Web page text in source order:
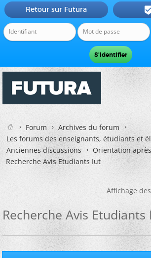
Retour sur Futura
Forum
Archives du forum
Les forums des enseignants, étudiants et
Anciennes discussions
Orientation
Recherche Avis Etudiants Iut
Affichage
Recherche Avis Etudiants